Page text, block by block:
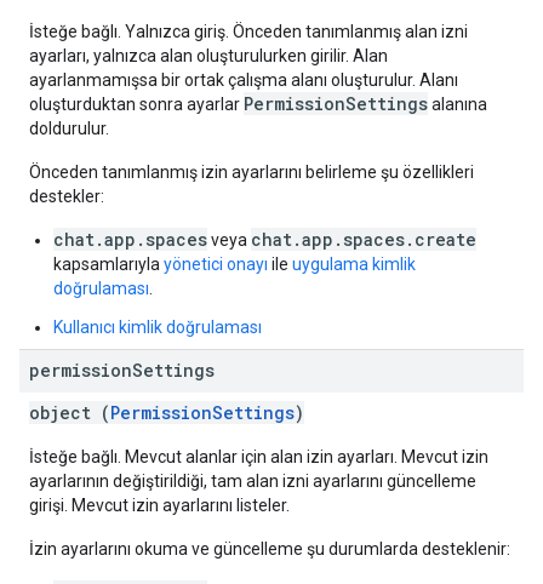
İsteğe bağlı. Yalnızca giriş. Önceden tanımlanmış alan izni
ayarları, yalnızca alan oluşturulurken girilir. Alan
ayarlanmamışsa bir ortak çalışma alanı oluşturulur. Alanı
oluşturduktan sonra ayarlar PermissionSettingsalanına
doldurulur.
Önceden tanımlanmış izin ayarlarını belirleme şu özellikleri
destekler:
chat.app.spacesveya chat.app.spaces.create
kapsamlarıyla yönetici onayı ile uygulama kimlik
doğrulaması
Kullanıcı kimlik doğrulaması
permissionSettings
object (PermissionSettings)
İsteğe bağlı. Mevcut alanlar için alan izin ayarları. Mevcut izin
ayarlarının değiştirildiği, tam alan izni ayarlarını güncelleme
girişi. Mevcut izin ayarlarını listeler.
İzin ayarlarını okuma ve güncelleme şu durumlarda desteklenir: